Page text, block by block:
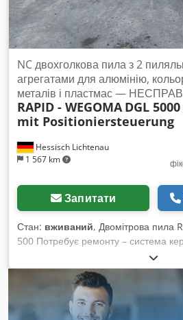
Hessisch Lichtenau
1 567 km
NC двохголкова пила з 2
агрегатами для алюмінію,
металів і пластмас —
RAPID - WEGOMA DGL
mit Positioniersteuerung
Запитати
Стан: вживаний, Двомітрова пила
500 Потребує ремонту – система
випуску: 1993 Довжина різу: 5000
відрізу: 350 мм Dodeyxy S Dopfx
диску: 500 мм - Система керування
x Ш x В): 7200 x 1700 x 1850 мм
місце Недорога машина – ідеально